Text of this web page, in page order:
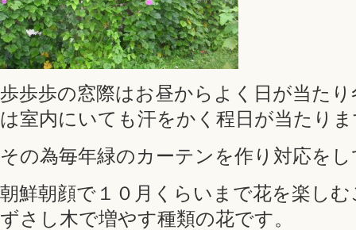
歩歩歩の窓際はお昼からよく日が当た
は室内にいても汗をかく程日が当たり
その為毎年緑のカーテンを作り対応を
朝鮮朝顔で１０月くらいまで花を楽し
ずさし木で増やす種類の花です。